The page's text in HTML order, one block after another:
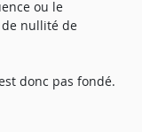
ou le
nullité de
donc pas fondé.